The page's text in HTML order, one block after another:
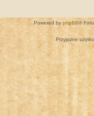
Powered by phpBB®
Przyjazne